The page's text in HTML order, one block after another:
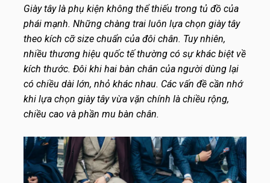
Giày tây là phụ kiện không thể thiếu trong tủ đồ của
phái mạnh. Những chàng trai luôn lựa chọn giày tây
theo kích cỡ size chuẩn của đôi chân. Tuy nhiên,
nhiều thương hiệu quốc tế thường có sự khác biệt về
kích thước. Đôi khi hai bàn chân của người dùng lại
có chiều dài lớn, nhỏ khác nhau. Các vấn đề cần nhớ
khi lựa chọn giày tây vừa vặn chính là chiều rộng,
chiều cao và phần mu bàn chân.